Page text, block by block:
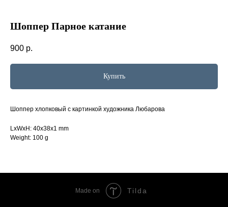
Шоппер Парное катание
900 р.
Купить
Шоппер хлопковый с картинкой художника Любарова
LxWxH: 40x38x1 mm
Weight: 100 g
Made on Tilda